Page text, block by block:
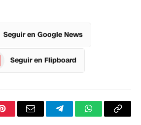
Seguir en Google News
Seguir en Flipboard
PinterestCorreoTelegramWhatsApp